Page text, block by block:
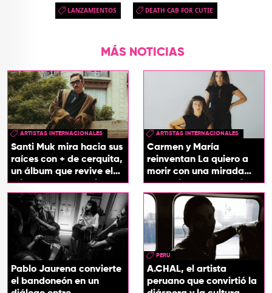
LANZAMIENTOS DEATH CAB FOR CUTIE
MÁS NOTICIAS
ARTISTAS INTERNACIONALES
Santi Muk mira hacia sus
raíces con + de cerquita,
un álbum que revive el
origen de sus canciones
ARTISTAS INTERNACIONALES
Carmen y María
reinventan La quiero a
morir con una mirada
entre el flamenco y el
soul
Pablo Jaurena convierte
el bandoneón en un
PERU
A.CHAL, el artista
peruano que convirtió la